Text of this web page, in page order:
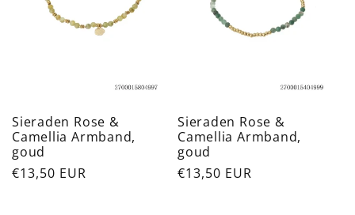
Sieraden Rose &
Camellia Armband,
goud
Normale
€13,50 EUR
Sieraden Rose &
Camellia Armband,
goud
Normale
€13,50 EUR